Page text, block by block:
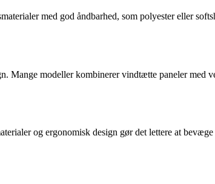
med god åndbarhed, som polyester eller
modeller kombinerer vindtætte paneler med
og ergonomisk design gør det lettere at